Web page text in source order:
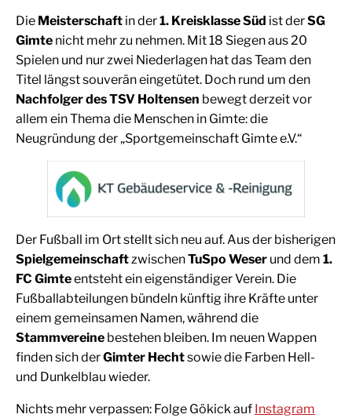
Die Meisterschaft in der1. Kreisklasse Süd ist derSG
Gimte nicht mehr zu nehmen. Mit 18 Siegen aus 20
Spielen und nur zwei Niederlagen hat das Team den
Titel längst souverän eingetütet. Doch rund um den
Nachfolger des TSV Holtensen bewegt derzeit vor
allem ein Thema die Menschen in Gimte: die
Neugründung der „Sportgemeinschaft Gimte e.V.“
Der Fußball im Ort stellt sich neu auf. Aus der bisherigen
SpielgemeinschaftzwischenTuSpo Weser und dem 1.
FC Gimteentsteht ein eigenständiger Verein. Die
Fußballabteilungen bündeln künftig ihre Kräfte unter
einem gemeinsamen Namen, während die
Stammvereine bestehen bleiben. Im neuen Wappen
finden sich derGimter Hechtsowie die Farben Hell-
und Dunkelblau wieder.
Nichts mehr verpassen: Folge Gökick auf Instagram